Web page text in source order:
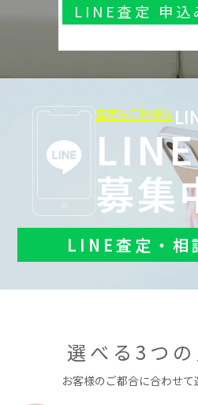
LINE査定 申込
査定もご相談も
募集
LINE査定・相
選べる3つ
お客様のご都合に合わせ